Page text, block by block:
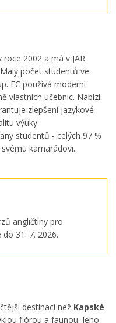
2002 a má v JAR
počet studentů ve
EC používá moderní
vlastních učebnic. Nabízí
zlepšení jazykové
výuky
studentů - celých 97 %
kamarádovi.
angličtiny pro
31. 7. 2026.
destinaci než Kapské
flórou a faunou. Jeho